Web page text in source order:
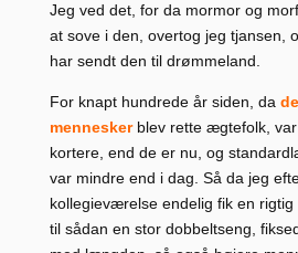
Jeg ved det, for da mormor og
at sove i den, overtog jeg tjansen,
har sendt den til drømmeland.
For knapt hundrede år siden, da
menneskerblev rette ægtefolk,
kortere, end de er nu, og
var mindre end i dag. Så da jeg
kollegieværelse endelig fik en
til sådan en stor dobbeltseng,